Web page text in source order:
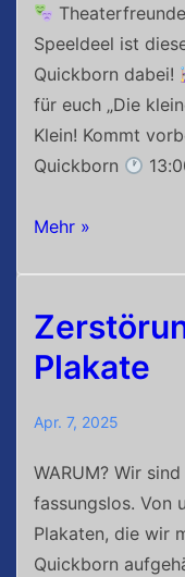
Speeldeel ist
Quickborn dabei!
für euch „Die
Klein! Kommt
Quickborn
Quickborner
Die
Hexe
Mehr »
Plakate
Apr. 7, 2025
WARUM? Wir
fassungslos. Von
Plakaten, die wir
Quickborn